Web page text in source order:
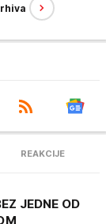
REAKCIJE
JEDNE OD